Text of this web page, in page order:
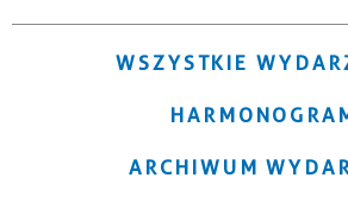
WSZYSTKIE
ARCHIWUM